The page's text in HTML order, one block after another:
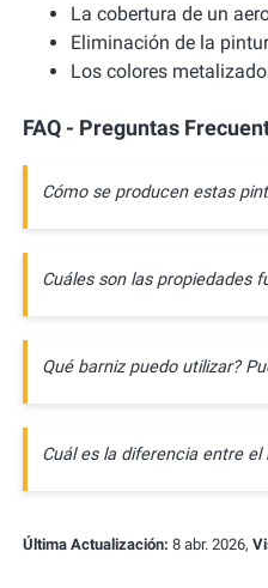
La cobertura de un
Eliminación de la
Los colores
FAQ - Preguntas
Cómo se producen estas
Cuáles son las propiedades
Qué barniz puedo utilizar?
Cuál es la diferencia entre
Última Actualización: 8 abr. 2026,